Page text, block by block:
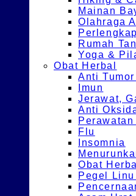
Mainan
Olahraga
Rumah
Yoga &
Obat Herbal
Anti
Imun
Jerawat,
Anti
Flu
Insomnia
Obat
Pegel